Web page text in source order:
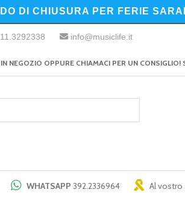
DI CHIUSURA PER FERIE
info@musiclife.it
IN NEGOZIO OPPURE CHIAMACI PER UN
WHATSAPP 392.2336964
Al vostro